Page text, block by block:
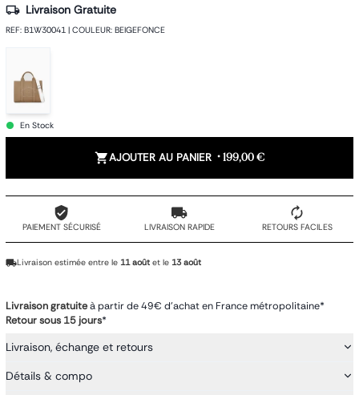
Livraison Gratuite
REF: B1W30041 | COULEUR: BEIGEFONCE
En Stock
AJOUTER AU PANIER • 199,00 €
PAIEMENT SÉCURISÉ LIVRAISON RAPIDE RETOURS FACILES
Livraison estimée entre le 11 août et le 13 août
Livraison gratuiteà partir de 49€ d'achat en France métropolitaine*
Retour sous 15 jours*
Livraison, échange et retours
Détails & compo